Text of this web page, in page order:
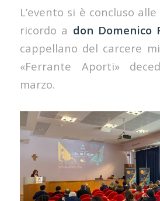
L’evento si è concluso
ricordo a don Domenico
cappellano del carcere
«Ferrante Aporti»
marzo.